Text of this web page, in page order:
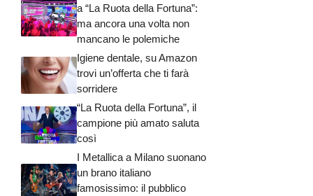
a “La Ruota della Fortuna”:
ma ancora una volta non
mancano le polemiche
Igiene dentale, su Amazon
trovi un’offerta che ti farà
sorridere
“La Ruota della Fortuna”, il
campione più amato saluta
così
I Metallica a Milano suonano
un brano italiano
famosissimo: il pubblico